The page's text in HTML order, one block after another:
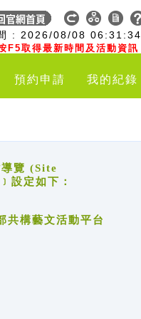
: 2026/08/08 06:31:34
F5取得最新時間及活動資訊
預約申請 我的紀錄
導覽 (Site
設定如下：
構藝文活動平台